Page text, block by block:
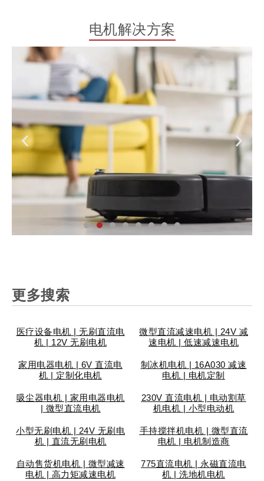
电机解决方案
车
配
用
电
业
设
人
护
防
锁
能
设
疗
设
表
阀
车
配
用
电
业
设
人
护
防
锁
能
设
疗
设
表
阀
车
配
用
电
业
设
人
护
防
锁
能
设
疗
设
表
阀
更多搜索
医疗设备电机 | 无刷直流电
机 | 12V 无刷电机
微型直流减速电机 | 24V 减
速电机 | 低速减速电机
家用电器电机 | 6V 直流电
机 | 定制化电机
制冰机电机 | 16A030 减速
电机 | 电机定制
吸尘器电机 | 家用电器电机
| 微型直流电机
230V 直流电机 | 电动割草
机电机 | 小型电动机
小型无刷电机 | 24V 无刷电
机 | 直流无刷电机
手持搅拌机电机 | 微型直流
电机 | 电机制造商
自动售货机电机 | 微型减速
电机 | 高力矩减速电机
775直流电机 | 永磁直流电
机 | 洗地机电机